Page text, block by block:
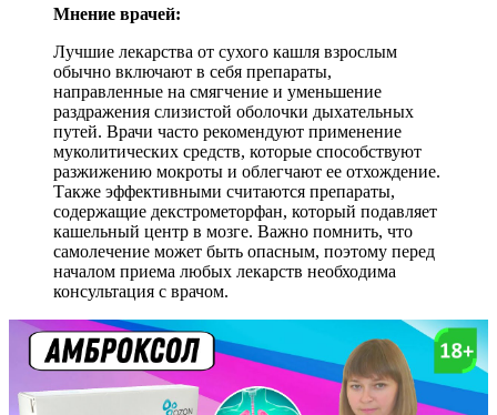
Мнение врачей:
Лучшие лекарства от сухого кашля взрослым
обычно включают в себя препараты,
направленные на смягчение и уменьшение
раздражения слизистой оболочки дыхательных
путей. Врачи часто рекомендуют применение
муколитических средств, которые способствуют
разжижению мокроты и облегчают ее отхождение.
Также эффективными считаются препараты,
содержащие декстрометорфан, который подавляет
кашельный центр в мозге. Важно помнить, что
самолечение может быть опасным, поэтому перед
началом приема любых лекарств необходима
консультация с врачом.